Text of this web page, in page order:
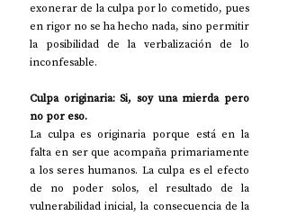
exonerar de la culpa por lo cometido, pues
en rigor no se ha hecho nada, sino permitir
la posibilidad de la verbalización de lo
inconfesable.
Culpa originaria: Si, soy una mierda pero
no por eso.
La culpa es originaria porque está en la
falta en ser que acompaña primariamente
a los seres humanos. La culpa es el efecto
de no poder solos, el resultado de la
vulnerabilidad inicial, la consecuencia de la